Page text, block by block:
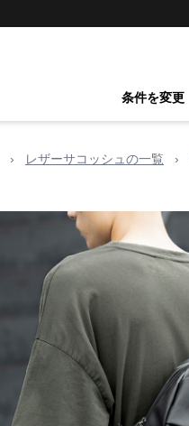
条件を変更
› レザーサコッシュの一覧 ›